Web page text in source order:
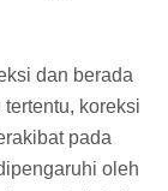
dan berada
koreksi
pada
oleh